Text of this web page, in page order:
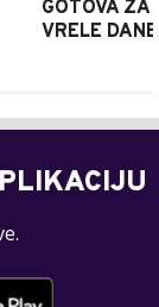
GOTOVA ZA
VRELE DANE